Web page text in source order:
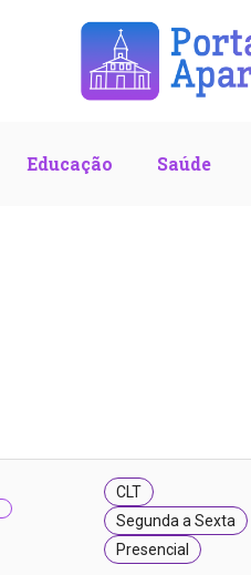
Educação Saúde
CLT
Segunda a Sexta
Presencial